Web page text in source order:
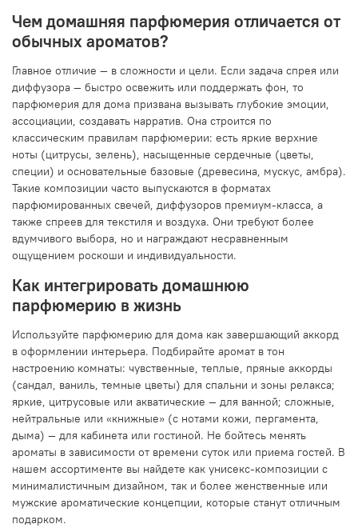
Чем домашняя парфюмерия отличается от
обычных ароматов?
Главное отличие — в сложности и цели. Если задача спрея или
диффузора — быстро освежить или поддержать фон, то
парфюмерия для дома призвана вызывать глубокие эмоции,
ассоциации, создавать нарратив. Она строится по
классическим правилам парфюмерии: есть яркие верхние
ноты (цитрусы, зелень), насыщенные сердечные (цветы,
специи) и основательные базовые (древесина, мускус, амбра).
Такие композиции часто выпускаются в форматах
парфюмированных свечей, диффузоров премиум-класса, а
также спреев для текстиля и воздуха. Они требуют более
вдумчивого выбора, но и награждают несравненным
ощущением роскоши и индивидуальности.
Как интегрировать домашнюю
парфюмерию в жизнь
Используйте парфюмерию для дома как завершающий аккорд
в оформлении интерьера. Подбирайте аромат в тон
настроению комнаты: чувственные, теплые, пряные аккорды
(сандал, ваниль, темные цветы) для спальни и зоны релакса;
яркие, цитрусовые или акватические — для ванной; сложные,
нейтральные или «книжные» (с нотами кожи, пергамента,
дыма) — для кабинета или гостиной. Не бойтесь менять
ароматы в зависимости от времени суток или приема гостей. В
нашем ассортименте вы найдете как унисекс-композиции с
минималистичным дизайном, так и более женственные или
мужские ароматические концепции, которые станут отличным
подарком.